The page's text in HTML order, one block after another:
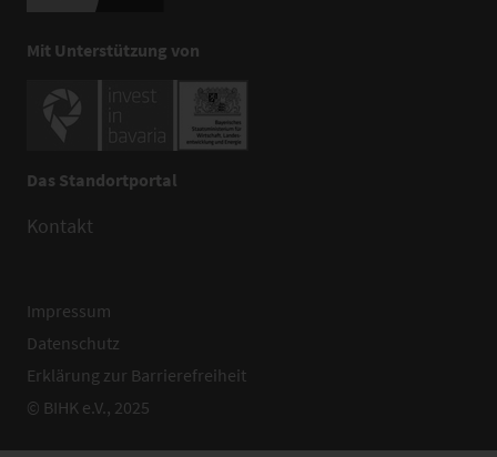
Mit Unterstützung von
Das Standortportal
Kontakt
Impressum
Datenschutz
Erklärung zur Barrierefreiheit
© BIHK e.V., 2025